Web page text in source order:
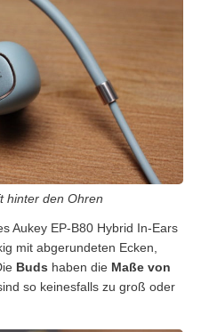
hinter den Ohren
Aukey EP-B80 Hybrid In-Ears
mit abgerundeten Ecken,
Buds haben die Maße von
so keinesfalls zu groß oder